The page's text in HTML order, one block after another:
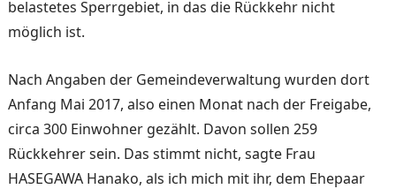
belastetes Sperr­gebiet, in das die Rückkehr nicht
möglich ist.
Nach Angaben der Gemein­deverwaltung wurden dort
Anfang Mai 2017, also einen Monat nach der Freigabe,
cir­ca 300 Einwohner gezählt. Davon sollen 259
Rückkehrer sein. Das stimmt nicht, sagte Frau
HASEGAWA Hanako, als ich mich mit ihr, dem Ehe­paar